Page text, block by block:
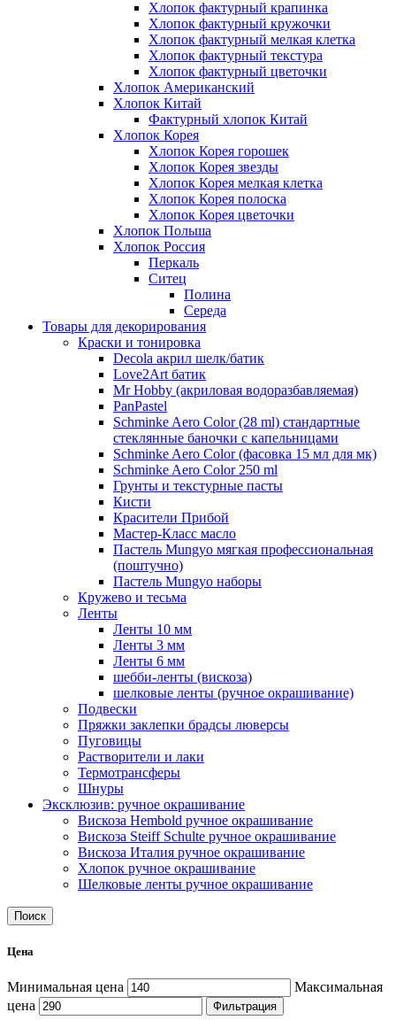
Хлопок фактурный крапинка
Хлопок фактурный кружочки
Хлопок фактурный мелкая клетка
Хлопок фактурный текстура
Хлопок фактурный цветочки
Хлопок Американский
Хлопок Китай
Фактурный хлопок Китай
Хлопок Корея
Хлопок Корея горошек
Хлопок Корея звезды
Хлопок Корея мелкая клетка
Хлопок Корея полоска
Хлопок Корея цветочки
Хлопок Польша
Хлопок Россия
Перкаль
Ситец
Полина
Середа
Товары для декорирования
Краски и тонировка
Decola акрил шелк/батик
Love2Art батик
Mr Hobby (акриловая водоразбавляемая)
PanPastel
Schminke Aero Color (28 ml) стандартные
стеклянные баночки с капельницами
Schminke Aero Color (фасовка 15 мл для мк)
Schminke Aero Color 250 ml
Грунты и текстурные пасты
Кисти
Красители Прибой
Мастер-Класс масло
Пастель Mungyo мягкая профессиональная
(поштучно)
Пастель Mungyo наборы
Кружево и тесьма
Ленты
Ленты 10 мм
Ленты 3 мм
Ленты 6 мм
шебби-ленты (вискоза)
шелковые ленты (ручное окрашивание)
Подвески
Пряжки заклепки брадсы люверсы
Пуговицы
Растворители и лаки
Термотрансферы
Шнуры
Эксклюзив: ручное окрашивание
Вискоза Hembold ручное окрашивание
Вискоза Steiff Schulte ручное окрашивание
Вискоза Италия ручное окрашивание
Хлопок ручное окрашивание
Шелковые ленты ручное окрашивание
Поиск
Цена
Минимальная цена
Максимальная
цена
Фильтрация